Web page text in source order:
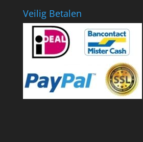
Veilig Betalen